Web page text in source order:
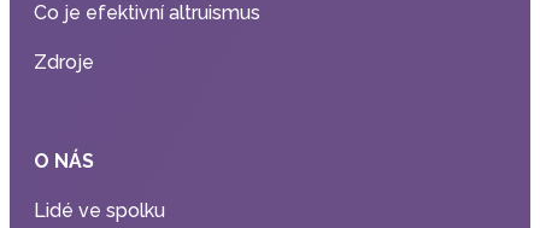
Co je efektivní altruismus
Zdroje
O NÁS
Lidé ve spolku